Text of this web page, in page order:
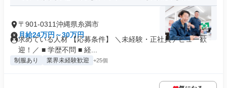
〒901-0311沖縄県糸満市
月給24万円～30万円
求めている人材 【応募条件】 ＼未経験・正社員デビュー歓
迎！／ ■ 学歴不問 ■ 経...
制服あり 業界未経験歓迎 +25個